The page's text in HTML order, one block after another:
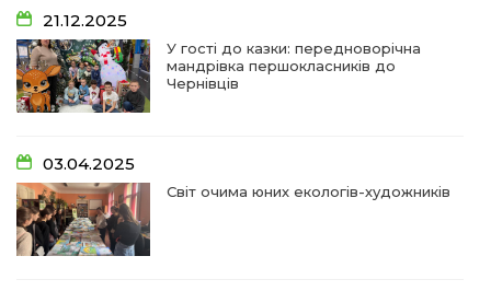
01 лип
09:31
28 чер
Творчі підсумки юних художників
09:28
28 чер
09:20
28 чер
Проза Людмили Охріменко: про те, що і гріє, і
болить…
21.12.2025
У гості до казки: передноворічна
мандрівка першокласників до
Чернівців
03.04.2025
Світ очима юних екологів-художників